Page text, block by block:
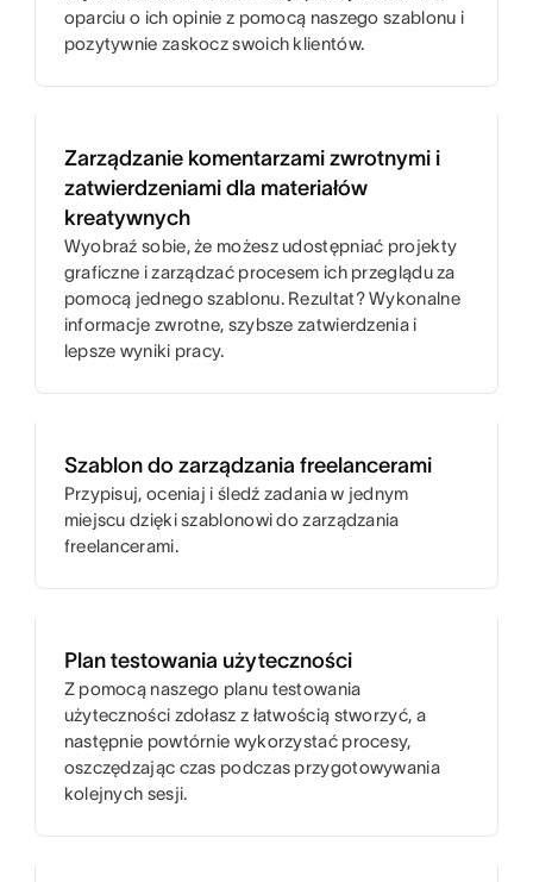
oparciu o ich opinie z pomocą naszego szablonu i
pozytywnie zaskocz swoich klientów.
Zarządzanie komentarzami zwrotnymi i
zatwierdzeniami dla materiałów
kreatywnych
Wyobraź sobie, że możesz udostępniać projekty
graficzne i zarządzać procesem ich przeglądu za
pomocą jednego szablonu. Rezultat? Wykonalne
informacje zwrotne, szybsze zatwierdzenia i
lepsze wyniki pracy.
Szablon do zarządzania freelancerami
Przypisuj, oceniaj i śledź zadania w jednym
miejscu dzięki szablonowi do zarządzania
freelancerami.
Plan testowania użyteczności
Z pomocą naszego planu testowania
użyteczności zdołasz z łatwością stworzyć, a
następnie powtórnie wykorzystać procesy,
oszczędzając czas podczas przygotowywania
kolejnych sesji.